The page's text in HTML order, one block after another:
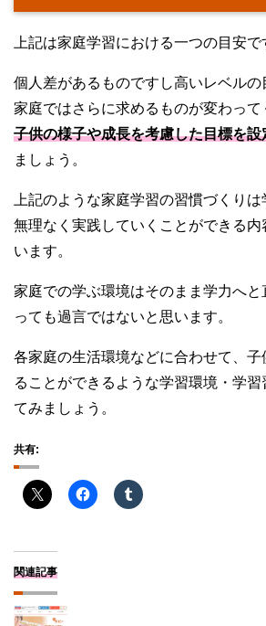
上記は家庭学習における一つの目安で
個人差があるものですし高いレベルの
家庭ではさらに求めるものが変わって
子供の様子や成長を考慮した目標を設
ましょう。
上記のような家庭学習の習慣づくり
無理なく実践していくことができる
います。
家庭での学ぶ環境はそのまま学力へ
っても過言ではないと思います。
各家庭の生活環境などに合わせて、
ることができるような学習環境・学
てみましょう。
共有:
関連記事